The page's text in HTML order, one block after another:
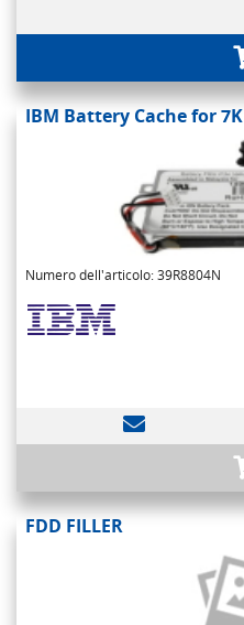
IBM Battery Cache for 7K
Numero dell'articolo: 39R8804N
FDD FILLER